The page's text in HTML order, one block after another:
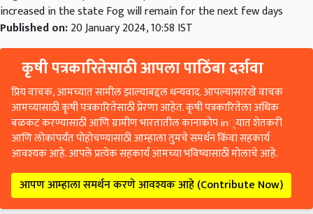
increased in the state Fog will remain for the next few days
Published on:20 January 2024, 10:58 IST
कृषी पत्रकारितेसाठी आपला पाठिंबा दर्शवा
प्रिय वाचक, आमच्यात सामील झाल्याबद्दल धन्यवाद. आपल्यासारखे वाचक
आमच्यासाठी कृषी पत्रकारितेसाठी प्रेरणा आहेत. कृषी पत्रकारितेला अधिक
बळकट करण्यासाठी आणि ग्रामीण भारतातील कानाकोप in्यात शेतकरी
आणि लोकांपर्यंत पोहोचण्यासाठी आम्हाला तुमचे समर्थन किंवा सहकार्य
आवश्यक आहे. आपले प्रत्येक सहकार्य आमच्या भविष्यासाठी मोलाचे आहे.
आपण आम्हाला समर्थन करणे आवश्यक आहे (Contribute Now)